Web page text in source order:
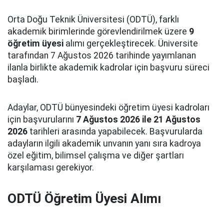
Orta Doğu Teknik Üniversitesi (ODTÜ), farklı
akademik birimlerinde görevlendirilmek üzere 9
öğretim üyesi alımı gerçekleştirecek. Üniversite
tarafından 7 Ağustos 2026 tarihinde yayımlanan
ilanla birlikte akademik kadrolar için başvuru süreci
başladı.
Adaylar, ODTÜ bünyesindeki öğretim üyesi kadroları
için başvurularını 7 Ağustos 2026 ile 21 Ağustos
2026 tarihleri arasında yapabilecek. Başvurularda
adayların ilgili akademik unvanın yanı sıra kadroya
özel eğitim, bilimsel çalışma ve diğer şartları
karşılaması gerekiyor.
ODTÜ Öğretim Üyesi Alımı